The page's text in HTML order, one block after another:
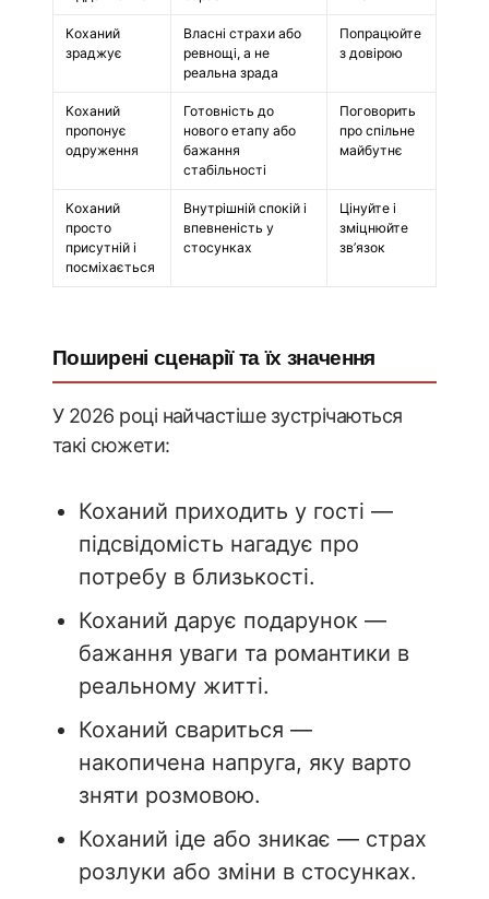
Коханий
зраджує
Власні страхи або
ревнощі, а не
реальна зрада
Попрацюйте
з довірою
Коханий
пропонує
одруження
Готовність до
нового етапу або
бажання
стабільності
Поговорить
про спільне
майбутнє
Коханий
просто
присутній і
посміхається
Внутрішній спокій і
впевненість у
стосунках
Цінуйте і
зміцнюйте
зв’язок
Поширені сценарії та їх значення
У 2026 році найчастіше зустрічаються
такі сюжети:
Коханий приходить у гості —
підсвідомість нагадує про
потребу в близькості.
Коханий дарує подарунок —
бажання уваги та романтики в
реальному житті.
Коханий свариться —
накопичена напруга, яку варто
зняти розмовою.
Коханий іде або зникає — страх
розлуки або зміни в стосунках.